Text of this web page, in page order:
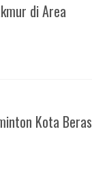
di Area
Kota Beras